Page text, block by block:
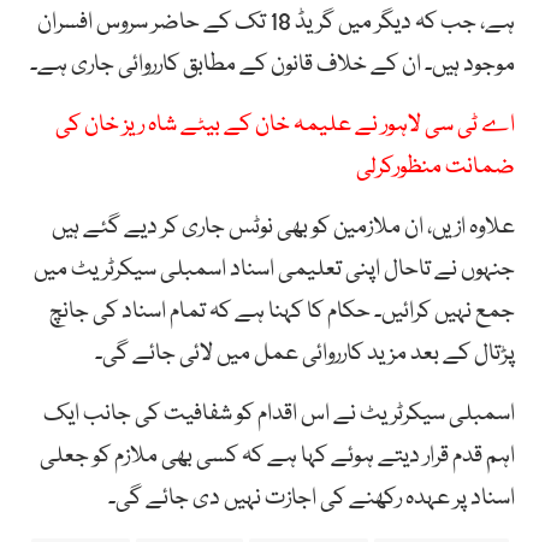
ہے، جب کہ دیگر میں گریڈ 18 تک کے حاضر سروس افسران
موجود ہیں۔ ان کے خلاف قانون کے مطابق کارروائی جاری ہے۔
اے ٹی سی لاہور نے علیمہ خان کے بیٹے شاہ ریز خان کی
ضمانت منظورکرلی
علاوہ ازیں، ان ملازمین کو بھی نوٹس جاری کر دیے گئے ہیں
جنہوں نے تاحال اپنی تعلیمی اسناد اسمبلی سیکرٹریٹ میں
جمع نہیں کرائیں۔ حکام کا کہنا ہے کہ تمام اسناد کی جانچ
پڑتال کے بعد مزید کارروائی عمل میں لائی جائے گی۔
اسمبلی سیکرٹریٹ نے اس اقدام کو شفافیت کی جانب ایک
اہم قدم قرار دیتے ہوئے کہا ہے کہ کسی بھی ملازم کو جعلی
اسناد پر عہدہ رکھنے کی اجازت نہیں دی جائے گی۔